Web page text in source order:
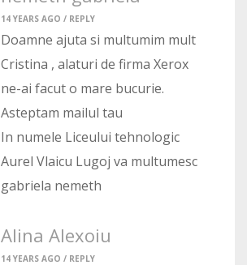
14 YEARS AGO / REPLY
Doamne ajuta si multumim mult
Cristina , alaturi de firma Xerox
ne-ai facut o mare bucurie.
Asteptam mailul tau
In numele Liceului tehnologic
Aurel Vlaicu Lugoj va multumesc
gabriela nemeth
Alina Alexoiu
14 YEARS AGO / REPLY